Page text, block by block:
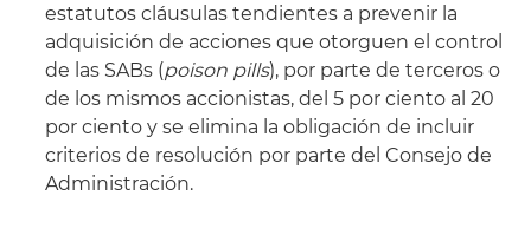
estatutos cláusulas tendientes a prevenir la
adquisición de acciones que otorguen el control
de las SABs (poison pills), por parte de terceros o
de los mismos accionistas, del 5 por ciento al 20
por ciento y se elimina la obligación de incluir
criterios de resolución por parte del Consejo de
Administración.